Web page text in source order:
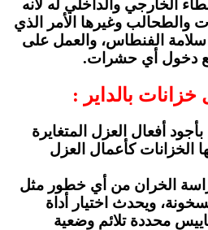
الخارجي والداخلي له لأنه
والطحالب وغيرها الأمر الذي
سلامة الفنطاس، والعمل على
دخول أي حشرات.
بالداير :
أفعال العزل المتغايرة
الخزانات كأعمال العزل
الخران من أي خطور مثل
ويحدث اختيار أداة
محددة تلائم وضعية